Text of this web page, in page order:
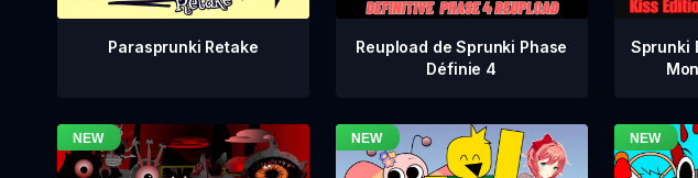
Parasprunki Retake
Reupload de Sprunki Phase
Définie 4
Sprunki